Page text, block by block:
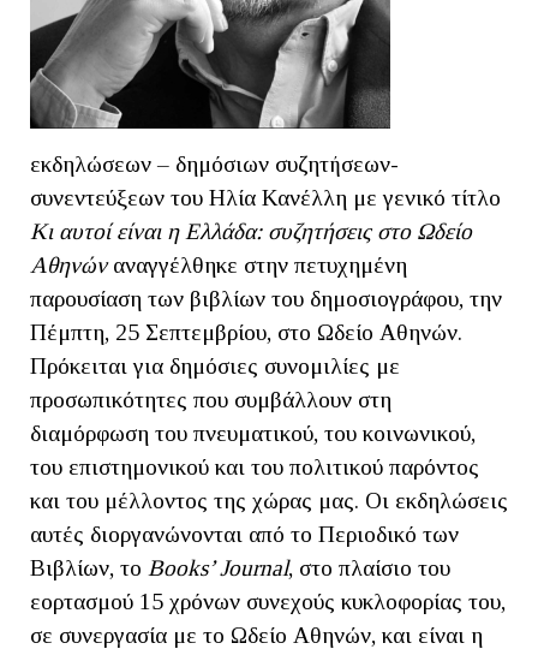
εκδηλώσεων – δημόσιων συζητήσεων-
συνεντεύξεων του Ηλία Κανέλλη με γενικό τίτλο
Kι αυτοί είναι η Ελλάδα: συζητήσεις στο Ωδείο
Αθηνώναναγγέλθηκε στην πετυχημένη
παρουσίαση των βιβλίων του δημοσιογράφου, την
Πέμπτη, 25 Σεπτεμβρίου, στο Ωδείο Αθηνών.
Πρόκειται για δημόσιες συνομιλίες με
προσωπικότητες που συμβάλλουν στη
διαμόρφωση του πνευματικού, του κοινωνικού,
του επιστημονικού και του πολιτικού παρόντος
και του μέλλοντος της χώρας μας. Οι εκδηλώσεις
αυτές διοργανώνονται από το Περιοδικό των
Βιβλίων, το Books’Journal, στο πλαίσιο του
εορτασμού 15 χρόνων συνεχούς κυκλοφορίας του,
σε συνεργασία με το Ωδείο Αθηνών, και είναι η